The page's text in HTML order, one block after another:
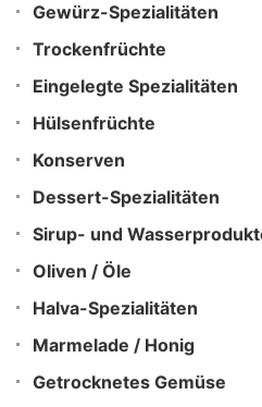
Gewürz-Spezialitäten
Trockenfrüchte
Eingelegte Spezialitäten
Hülsenfrüchte
Konserven
Dessert-Spezialitäten
Sirup- und
Oliven / Öle
Halva-Spezialitäten
Marmelade / Honig
Getrocknetes Gemüse